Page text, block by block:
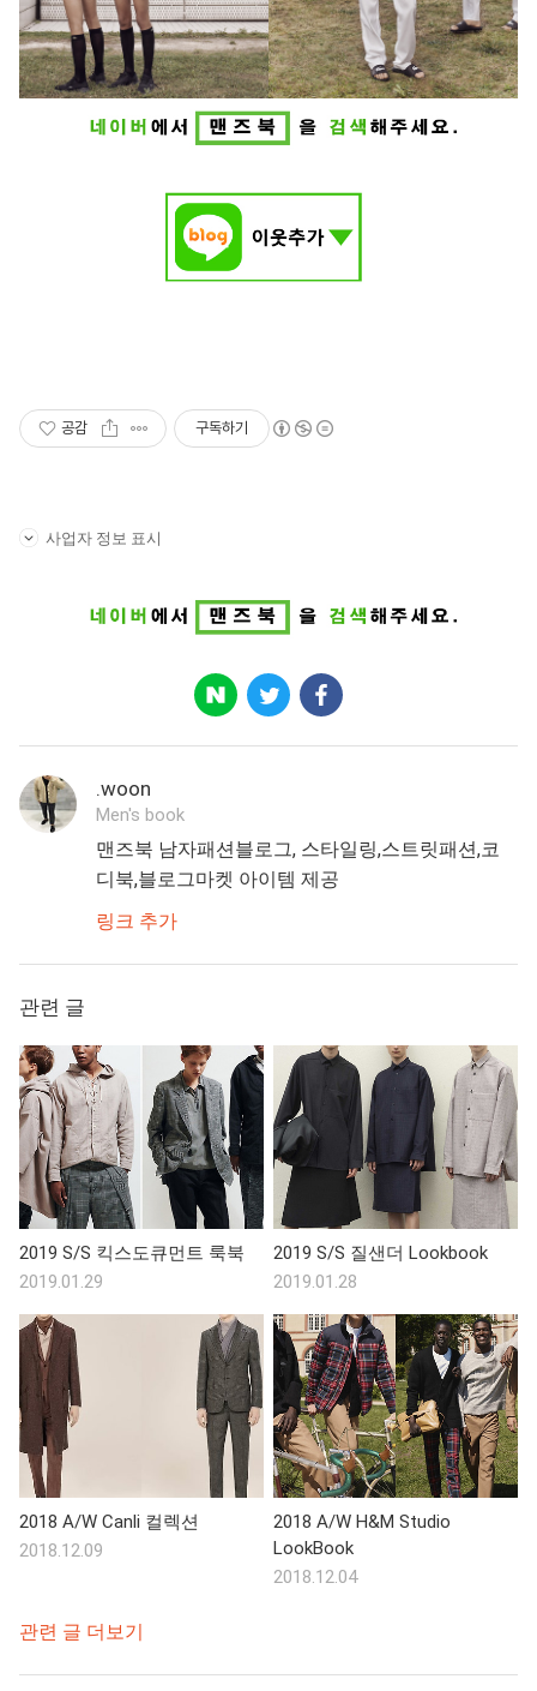
공감 구독하기
사업자 정보 표시
.woon
Men's book
맨즈북 남자패션블로그, 스타일링,스트릿패션,코
디북,블로그마켓 아이템 제공
링크 추가
관련 글
2019 S/S 킥스도큐먼트 룩북
2019.01.29
2019 S/S 질샌더 Lookbook
2019.01.28
2018 A/W Canli 컬렉션
2018.12.09
2018 A/W H&M Studio
LookBook
2018.12.04
관련 글 더보기